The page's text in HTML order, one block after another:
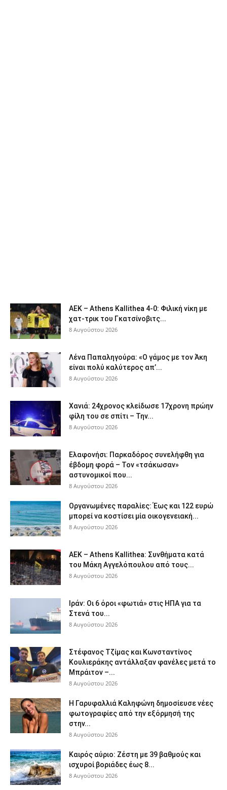
ΑΕΚ – Athens Kallithea 4-0: Φιλική νίκη με
χατ-τρικ του Γκατσίνοβιτς...
8 Αυγούστου 2026
Λένα Παπαληγούρα: «Ο γάμος με τον Άκη
είναι πολύ καλύτερος απ’...
8 Αυγούστου 2026
Χανιά: 24χρονος κλείδωσε 17χρονη πρώην
φίλη του σε σπίτι – Την...
8 Αυγούστου 2026
Ελαφονήσι: Παρκαδόρος συνελήφθη για
έβδομη φορά – Τον «τσάκωσαν»
αστυνομικοί που...
8 Αυγούστου 2026
Οργανωμένες παραλίες: Έως και 122 ευρώ
μπορεί να κοστίσει μία οικογενειακή...
8 Αυγούστου 2026
ΑΕΚ – Athens Kallithea: Συνθήματα κατά
του Μάκη Αγγελόπουλου από τους...
8 Αυγούστου 2026
Ιράν: Οι 6 όροι «φωτιά» στις ΗΠΑ για τα
Στενά του...
8 Αυγούστου 2026
Στέφανος Τζίμας και Κωνσταντίνος
Κουλιεράκης αντάλλαξαν φανέλες μετά το
Μπράιτον –...
8 Αυγούστου 2026
Η Γαρυφαλλιά Καληφώνη δημοσίευσε νέες
φωτογραφίες από την εξόρμησή της
στην...
8 Αυγούστου 2026
Καιρός αύριο: Ζέστη με 39 βαθμούς και
ισχυροί βοριάδες έως 8...
8 Αυγούστου 2026